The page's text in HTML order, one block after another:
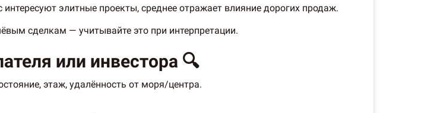
элитные проекты, среднее отражает влияние дорогих продаж.
сделкам — учитывайте это при интерпретации.
или инвестора 🔍
этаж, удалённость от моря/центра.